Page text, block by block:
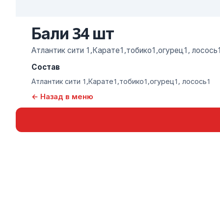
Бали 34 шт
Атлантик сити 1,Карате1,тобико1,огурец1, лосось1
Состав
Атлантик сити 1,Карате1,тобико1,огурец1, лосось1
← Назад в меню